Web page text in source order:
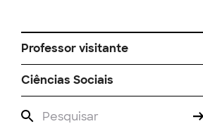
Professor visitante
Ciências Sociais